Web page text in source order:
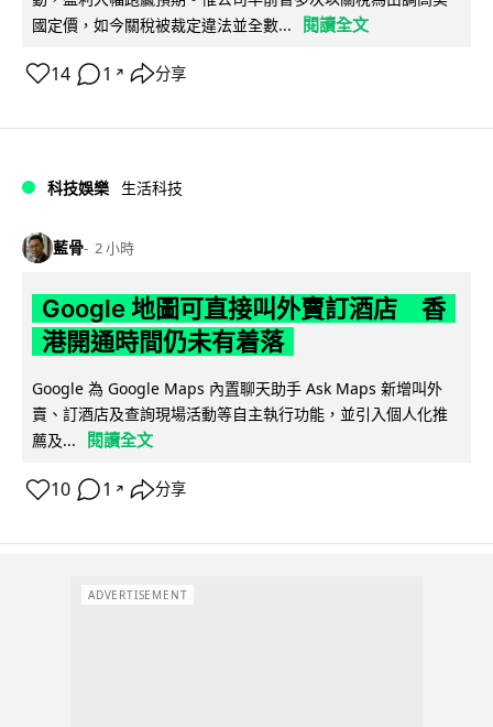
國定價，如今關稅被裁定違法並全數...
閱讀全文
14 1 ↗ 分享
科技娛樂 生活科技
藍骨 2 小時
Google 地圖可直接叫外賣訂酒店 香
港開通時間仍未有着落
Google 為 Google Maps 內置聊天助手 Ask Maps 新增叫外
賣、訂酒店及查詢現場活動等自主執行功能，並引入個人化推
薦及...
閱讀全文
10 1 ↗ 分享
ADVERTISEMENT